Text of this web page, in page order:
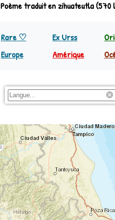
Rare ♡ Ex Urss
Europe
Amérique
Poème traduit en zihuateutla (570